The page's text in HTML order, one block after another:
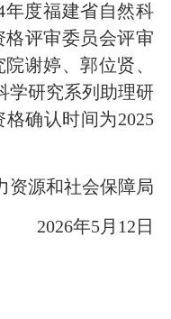
年度福建省自然科
评审委员会评审
谢婷、郭位贤、
学研究系列助理研
确认时间为2025
源和社会保障局
2026年5月12日